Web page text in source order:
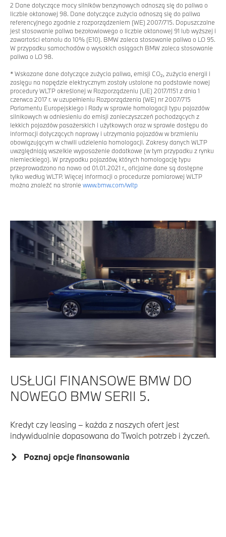
2 Dane dotyczące mocy silników benzynowych odnoszą się do paliwa o
liczbie oktanowej 98. Dane dotyczące zużycia odnoszą się do paliwa
referencyjnego zgodnie z rozporządzeniem (WE) 2007/715. Dopuszczalne
jest stosowanie paliwa bezołowiowego o liczbie oktanowej 91 lub wyższej i
zawartości etanolu do 10% (E10). BMW zaleca stosowanie paliwa o LO 95.
W przypadku samochodów o wysokich osiągach BMW zaleca stosowanie
paliwa o LO 98.
* Wskazane dane dotyczące zużycia paliwa, emisji CO₂, zużycia energii i
zasięgu na napędzie elektrycznym zostały ustalone na podstawie nowej
procedury WLTP określonej w Rozporządzeniu (UE) 2017/1151 z dnia 1
czerwca 2017 r. w uzupełnieniu Rozporządzenia (WE) nr 2007/715
Parlamentu Europejskiego i Rady w sprawie homologacji typu pojazdów
silnikowych w odniesieniu do emisji zanieczyszczeń pochodzących z
lekkich pojazdów pasażerskich i użytkowych oraz w sprawie dostępu do
informacji dotyczących naprawy i utrzymania pojazdów w brzmieniu
obowiązującym w chwili udzielenia homologacji. Zakresy danych WLTP
uwzględniają wszelkie wyposażenie dodatkowe (w tym przypadku z rynku
niemieckiego). W przypadku pojazdów, których homologację typu
przeprowadzono na nowo od 01.01.2021 r., oficjalne dane są dostępne
tylko według WLTP. Więcej informacji o procedurze pomiarowej WLTP
można znaleźć na stronie www.bmw.com/wltp
USŁUGI FINANSOWE BMW DO
NOWEGO BMW SERII 5.
Kredyt czy leasing – każda z naszych ofert jest
indywidualnie dopasowana do Twoich potrzeb i życzeń.
Poznaj opcje finansowania